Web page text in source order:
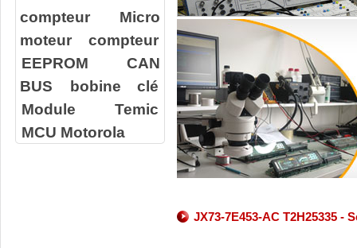
compteur
Micro
moteur compteur
EEPROM
CAN
BUS
bobine clé
Module Temic
MCU Motorola
JX73-7E453-AC T2H25335 -